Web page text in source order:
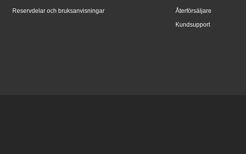
Reservdelar och bruksanvisningar
Återförsäljare
Kundsupport